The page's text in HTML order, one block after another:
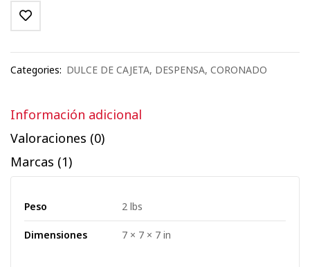
Categories: DULCE DE CAJETA, DESPENSA, CORONADO
Información adicional
Valoraciones (0)
Marcas (1)
Peso 2 lbs
Dimensiones 7 × 7 × 7 in